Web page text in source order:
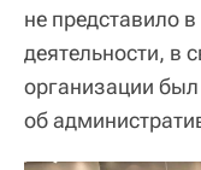
не представило
деятельности, в
организации был
об